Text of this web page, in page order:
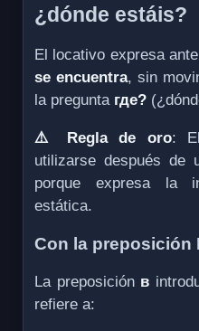
¿dónde estáis?
El locativo expresa
se encuentra, sin
la pregunta где?
⚠️ Regla de oro:
utilizarse después de
porque expresa la
estática.
Con la preposición
La preposición в
refiere a: